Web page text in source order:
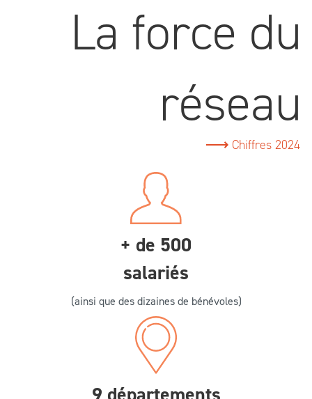
réseau
Chiffres 2024
+ de 500
salariés
9 départements
d'implantation